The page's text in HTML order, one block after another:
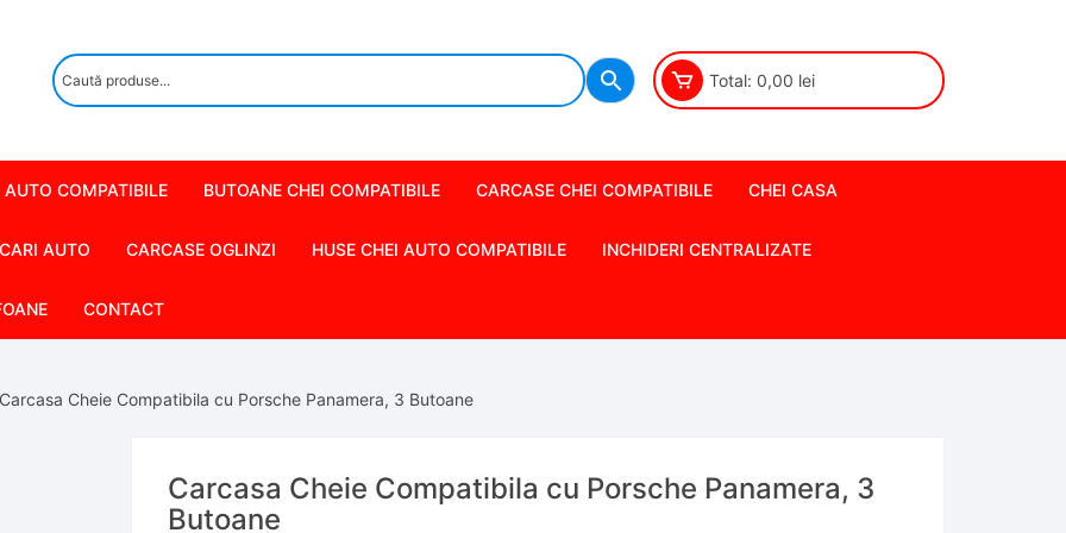
Total: 0,00 lei
AUTO COMPATIBILE BUTOANE CHEI COMPATIBILE CARCASE CHEI COMPATIBILE CHEI CASA
AUTO CARCASE OGLINZI HUSE CHEI AUTO COMPATIBILE INCHIDERI CENTRALIZATE
CONTACT
Cheie Compatibila cu Porsche Panamera, 3 Butoane
Carcasa Cheie Compatibila cu Porsche Panamera, 3
Butoane